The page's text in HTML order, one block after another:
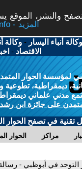
والنشر، الموقع
More info - المزيد
وكالة أنباء اليسار -وكالة
الاقتصاد -
لمؤسسة الحوار
ديمقراطية، تطوعية
مدني علماني
على جائزة ابن رشد
تقنية في تصفح الحوار
الحوار مراكز
التوحد في أبوظبي -